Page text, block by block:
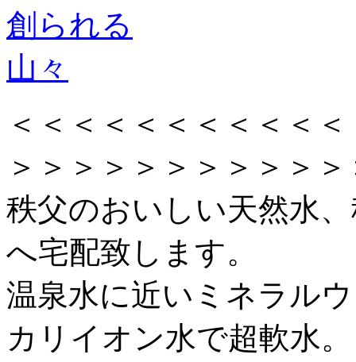
＜＜＜＜＜＜＜＜＜
＞＞＞＞＞＞＞＞＞＞
秩父のおいしい天然水
へ宅配致します。
温泉水に近いミネラル
カリイオン水で超軟水。